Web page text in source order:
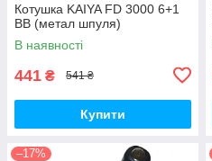
Котушка KAIYA FD 3000 6+1
BB (метал шпуля)
В наявності
441 ₴ 541 ₴
Купити
–17%